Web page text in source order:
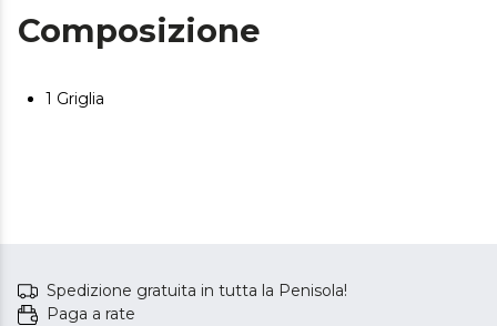
Composizione
1 Griglia
Spedizione gratuita in tutta la Penisola!
Paga a rate